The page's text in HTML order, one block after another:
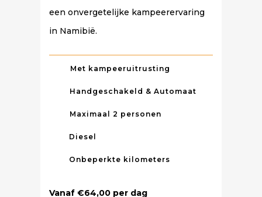
een onvergetelijke kampeerervaring
in Namibië.
Met kampeeruitrusting
Handgeschakeld & Automaat
Maximaal 2 personen
Diesel
Onbeperkte kilometers
Vanaf €64,00 per dag